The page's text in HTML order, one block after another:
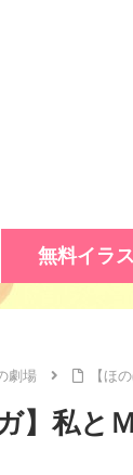
無料イラ
劇場 【ほ
】私と